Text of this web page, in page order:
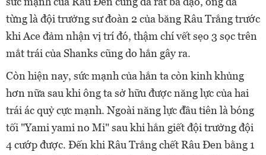
từng là đội trưởng sư đoàn 2 của băng Râu Trắng trước
khi Ace đảm nhận vị trí đó, thậm chí vết sẹo 3 sọc trên
mắt trái của Shanks cũng do hắn gây ra.
Còn hiện nay, sức mạnh của hắn ta còn kinh khủng
hơn nữa sau khi ông ta sở hữu được năng lực của hai
trái ác quỷ cực mạnh. Ngoài năng lực đầu tiên là bóng
tối "Yami yami no Mi" sau khi hắn giết đội trưởng đội
4 cướp được. Đến khi Râu Trắng chết Râu Đen bằng 1